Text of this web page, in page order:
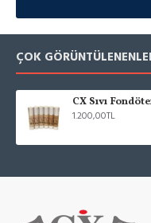
ÇOK
CX Sıvı
1.200,00TL